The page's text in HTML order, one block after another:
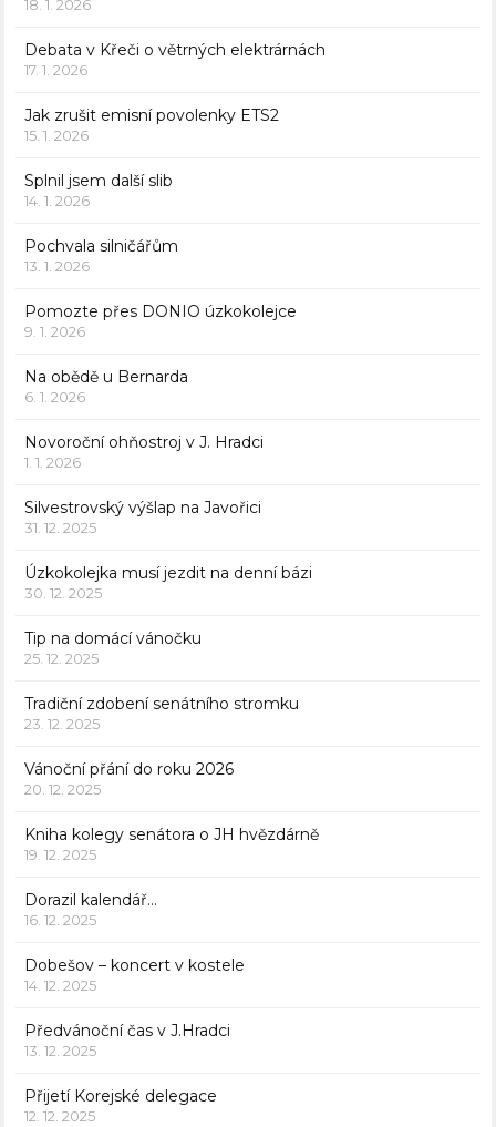
18. 1. 2026
Debata v Křeči o větrných elektrárnách
17. 1. 2026
Jak zrušit emisní povolenky ETS2
15. 1. 2026
Splnil jsem další slib
14. 1. 2026
Pochvala silničářům
13. 1. 2026
Pomozte přes DONIO úzkokolejce
9. 1. 2026
Na obědě u Bernarda
6. 1. 2026
Novoroční ohňostroj v J. Hradci
1. 1. 2026
Silvestrovský výšlap na Javořici
31. 12. 2025
Úzkokolejka musí jezdit na denní bázi
30. 12. 2025
Tip na domácí vánočku
25. 12. 2025
Tradiční zdobení senátního stromku
23. 12. 2025
Vánoční přání do roku 2026
20. 12. 2025
Kniha kolegy senátora o JH hvězdárně
19. 12. 2025
Dorazil kalendář…
16. 12. 2025
Dobešov – koncert v kostele
14. 12. 2025
Předvánoční čas v J.Hradci
13. 12. 2025
Přijetí Korejské delegace
12. 12. 2025